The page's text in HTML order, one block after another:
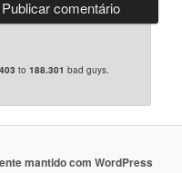
403 to188.301 bad guys.
mantido com WordPress